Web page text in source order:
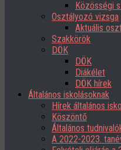
Közösségi
Osztályozó vizsga
Aktuális
Szakkörök
DÖK
DÖK
Diákélet
DÖK hírek
Általános iskolásoknak
Hírek általános
Köszöntő
Általános
A 2022-2023.